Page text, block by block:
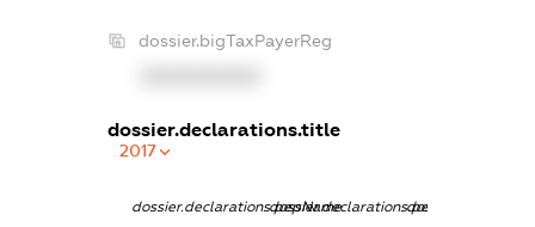
dossier.bigTaxPayerReg
dossier.declarations.title
2017
dossier.declarations.pepNamedossier.declarations.personName